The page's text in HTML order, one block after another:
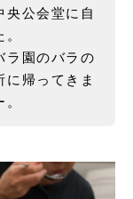
央公会堂に自
ラ園のバラの
に帰ってきま